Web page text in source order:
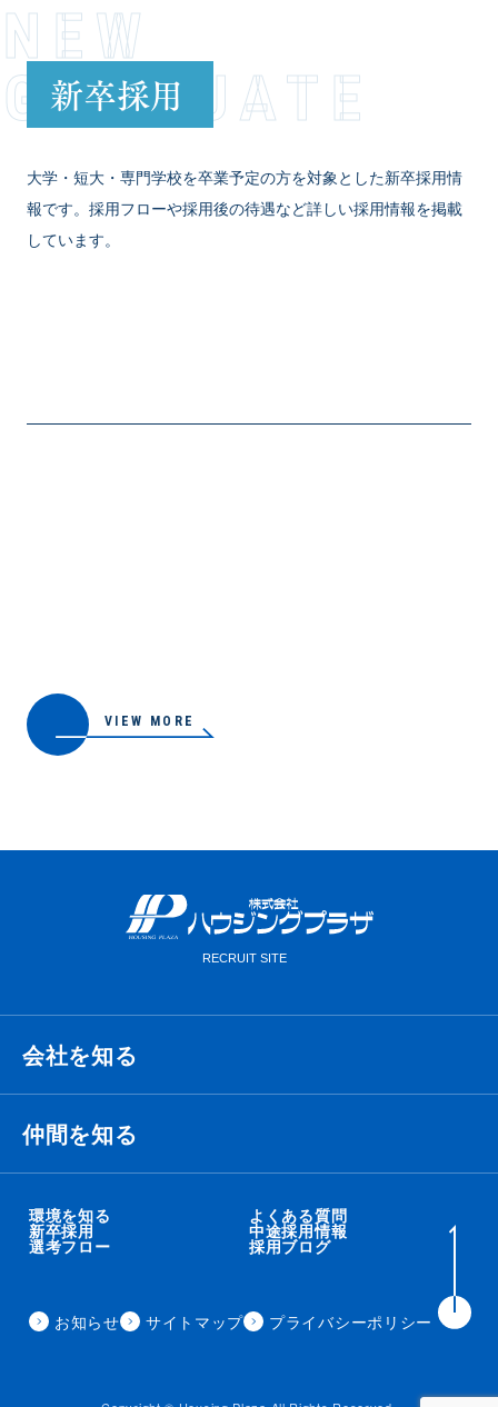
NEW
GRADUATE
新卒採用
大学・短大・専門学校を卒業予定の方を対象とした新卒採用情
報です。採用フローや採用後の待遇など詳しい採用情報を掲載
しています。
VIEW MORE
会社を知る
経営理念・ビジョン・ミッション
職種紹介
事業内容
仲間を知る
衛藤 侑也
住田 秀昭
環境を知る よくある質問
新卒採用 中途採用情報
選考フロー 採用ブログ
お知らせ サイトマップ プライバシーポリシー